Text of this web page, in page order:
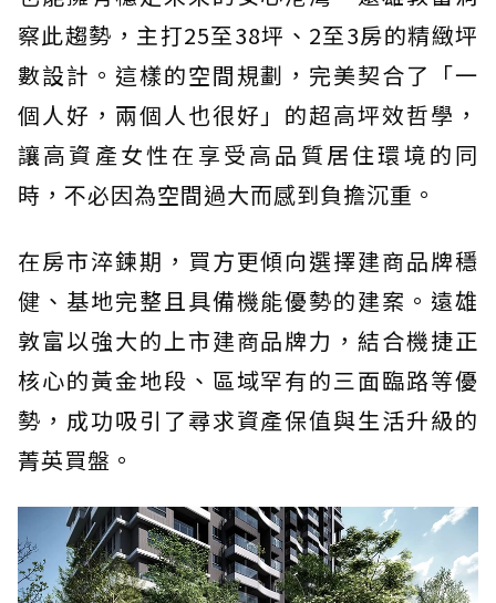
察此趨勢，主打25至38坪、2至3房的精緻坪
數設計。這樣的空間規劃，完美契合了「一
個人好，兩個人也很好」的超高坪效哲學，
讓高資產女性在享受高品質居住環境的同
時，不必因為空間過大而感到負擔沉重。
在房市淬鍊期，買方更傾向選擇建商品牌穩
健、基地完整且具備機能優勢的建案。遠雄
敦富以強大的上市建商品牌力，結合機捷正
核心的黃金地段、區域罕有的三面臨路等優
勢，成功吸引了尋求資產保值與生活升級的
菁英買盤。